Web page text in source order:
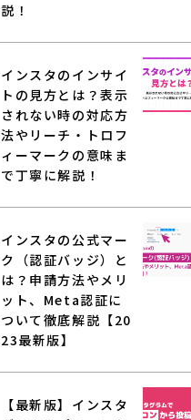
説！
インスタのインサイ
トの見方とは？表示
されない時の対応方
法やリーチ・トロフ
ィーマークの意味ま
で丁寧に解説！
インスタの公式マー
ク（認証バッジ）と
は？申請方法やメリ
ット、Meta認証に
ついて徹底解説【20
23最新版】
【最新版】インスタ